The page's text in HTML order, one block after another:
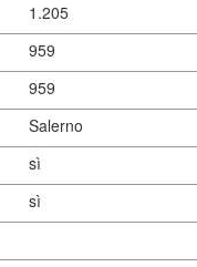
1.205
959
959
Salerno
sì
sì